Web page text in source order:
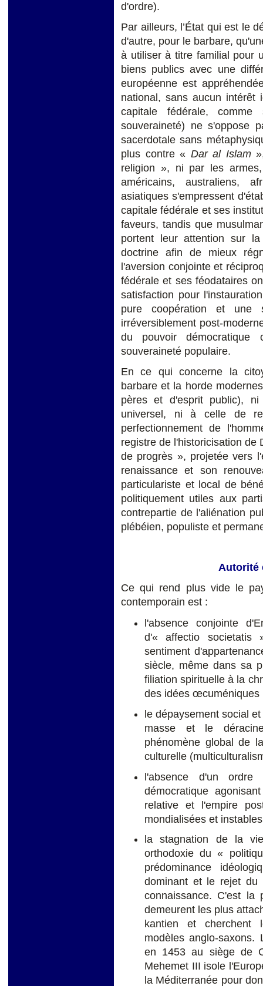
d'ordre).
Par ailleurs, l’État qui est le
d'autre, pour le barbare,
à utiliser à titre familial pour
biens publics avec une
européenne est
national, sans aucun intérêt
capitale fédérale,
souveraineté) ne s'oppose
sacerdotale sans
plus contre « Dar al Islam
religion », ni par les
américains, australiens,
asiatiques s'empressent
capitale fédérale et ses
faveurs, tandis que
portent leur attention sur
doctrine afin de mieux
l'aversion conjointe et
fédérale et ses féodataires
satisfaction pour
pure coopération et une
irréversiblement post-
du pouvoir
souveraineté populaire.
En ce qui concerne la
barbare et la horde
pères et d'esprit public),
universel, ni à celle de
perfectionnement de
registre de l'historicisation de
de progrès », projetée vers
renaissance et son
particulariste et local de
politiquement utiles aux
contrepartie de l'aliénation
plébéien, populiste et
Autorité
Ce qui rend plus vide le
contemporain est :
l'absence conjointe
d'« affectio
sentiment
siècle, même dans sa
filiation spirituelle à la
des idées œcuméniques
le dépaysement social
masse et le
phénomène global de
culturelle
l'absence d'un ordre
démocratique
relative et l'empire
mondialisées et instables
la stagnation de la
orthodoxie du «
prédominance
dominant et le rejet du
connaissance. C'est la
demeurent les plus
kantien et cherchent
modèles anglo-saxons.
en 1453 au siège de
Mehemet III isole
la Méditerranée pour